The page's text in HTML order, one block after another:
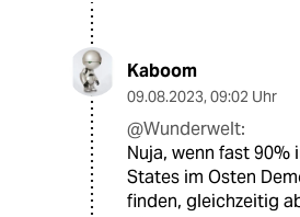
Kaboom
09.08.2023, 09:02 Uhr
@Wunderwelt:
Nuja, wenn fast 90%
States im Osten
finden, gleichzeitig